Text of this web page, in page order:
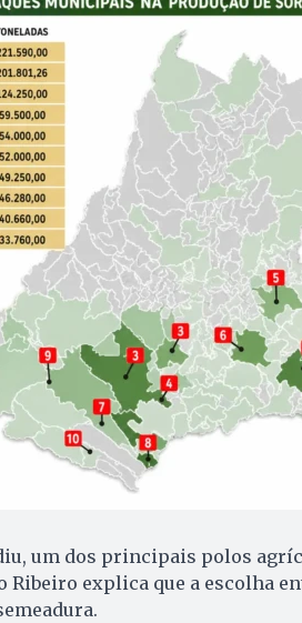
um dos principais polos
Ribeiro explica que a escolha